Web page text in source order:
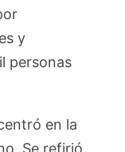
y
personas
en la
Se refirió